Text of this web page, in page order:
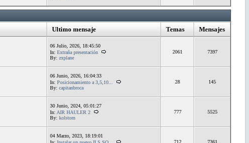
Ultimo mensaje Temas Mensajes
06 Julio, 2026, 18:45:50
In: Extraña presentación
By: zxplane
2061 7397
06 Junio, 2026, 16:04:33
In: Posicionamiento a 3,5,10...
By: capitanbroca
28 145
30 Junio, 2024, 05:01:27
In: AIR HAULER 2
By: kolstom
777 5525
04 Marzo, 2023, 18:19:01
712 7361